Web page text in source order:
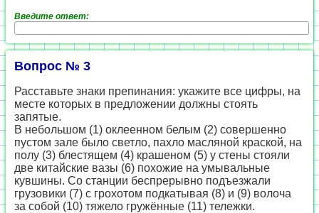
Введите ответ:
Вопрос № 3
Расставьте знаки препинания: укажите все цифры, на
месте которых в предложении должны стоять
запятые.
В небольшом (1) оклеенном белым (2) совершенно
пустом зале было светло, пахло масляной краской, на
полу (3) блестящем (4) крашеном (5) у стены стояли
две китайские вазы (6) похожие на умывальные
кувшины. Со станции беспрерывно подъезжали
грузовики (7) с грохотом подкатывая (8) и (9) волоча
за собой (10) тяжело гружённые (11) тележки.